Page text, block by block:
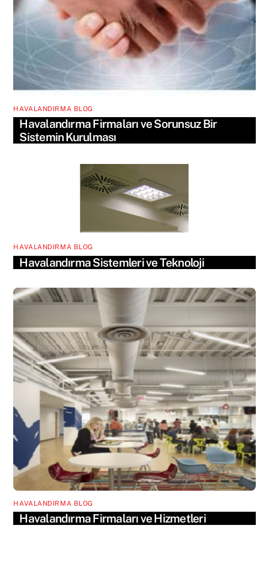
HAVALANDIRMA BLOG
Havalandırma Firmaları ve Sorunsuz Bir
Sistemin Kurulması
HAVALANDIRMA BLOG
Havalandırma Sistemleri ve Teknoloji
HAVALANDIRMA BLOG
Havalandırma Firmaları ve Hizmetleri